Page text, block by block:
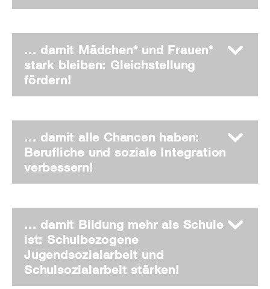
... damit Mädchen* und Frauen*
stark bleiben: Gleichstellung
fördern!
... damit alle Chancen haben:
Berufliche und soziale Integration
verbessern!
... damit Bildung mehr als Schule
ist: Schulbezogene
Jugendsozialarbeit und
Schulsozialarbeit stärken!